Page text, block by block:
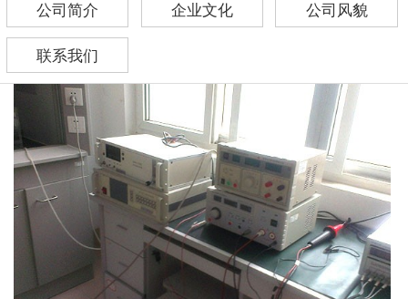
公司简介 企业文化 公司风貌
联系我们